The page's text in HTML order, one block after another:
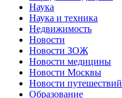
Наука
Наука и техника
Недвижимость
Новости
Новости ЗОЖ
Новости медицины
Новости Москвы
Новости путешествий
Образование